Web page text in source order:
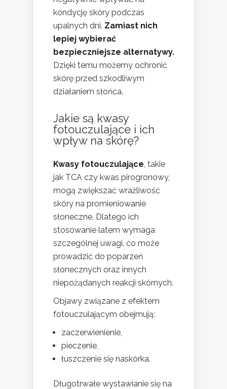
kondycję skóry podczas
upalnych dni. Zamiast nich
lepiej wybierać
bezpieczniejsze alternatywy.
Dzięki temu możemy ochronić
skórę przed szkodliwym
działaniem słońca.
Jakie są kwasy
fotouczulające i ich
wpływ na skórę?
Kwasy fotouczulające , takie
jak TCA czy kwas pirogronowy,
mogą zwiększać wrażliwość
skóry na promieniowanie
słoneczne. Dlatego ich
stosowanie latem wymaga
szczególnej uwagi, co może
prowadzić do poparzeń
słonecznych oraz innych
niepożądanych reakcji skórnych.
Objawy związane z efektem
fotouczulającym obejmują:
zaczerwienienie,
pieczenie,
łuszczenie się naskórka.
Długotrwałe wystawianie się na